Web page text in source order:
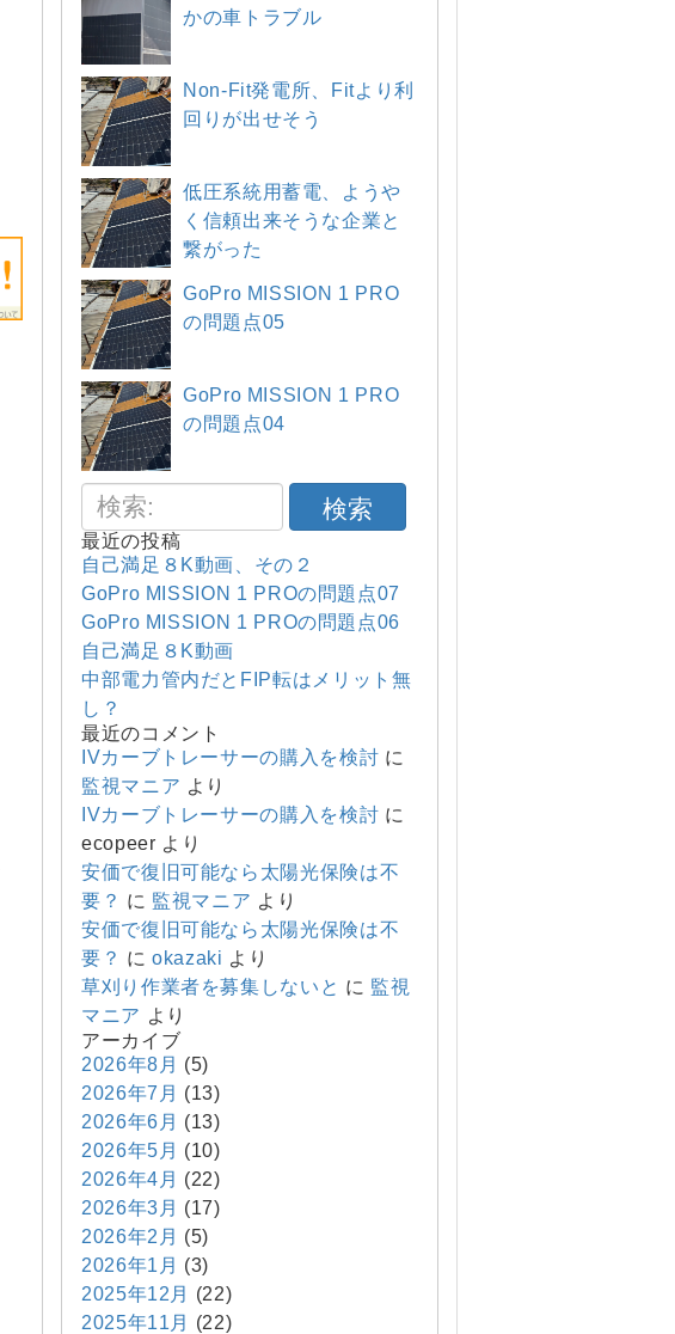
かの車トラブル
Non-Fit発電所、Fitより利
回りが出せそう
低圧系統用蓄電、ようや
く信頼出来そうな企業と
繋がった
GoPro MISSION 1 PRO
の問題点05
GoPro MISSION 1 PRO
の問題点04
検索
最近の投稿
自己満足８K動画、その２
GoPro MISSION 1 PROの問題点07
GoPro MISSION 1 PROの問題点06
自己満足８K動画
中部電力管内だとFIP転はメリット無
し？
最近のコメント
IVカーブトレーサーの購入を検討 に
監視マニア より
IVカーブトレーサーの購入を検討 に
ecopeer より
安価で復旧可能なら太陽光保険は不
要？ に 監視マニア より
安価で復旧可能なら太陽光保険は不
要？ にokazaki より
草刈り作業者を募集しないと に 監視
マニア より
アーカイブ
2026年8月 (5)
2026年7月 (13)
2026年6月 (13)
2026年5月 (10)
2026年4月 (22)
2026年3月 (17)
2026年2月 (5)
2026年1月 (3)
2025年12月
(22)
2025年11月
(22)